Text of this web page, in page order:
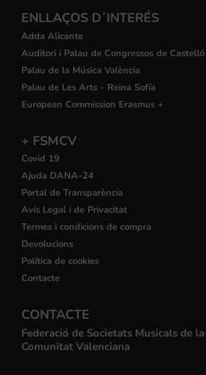
ENLLAÇOS D´INTERÉS
Adda Alicante
Auditori i Palau de Congressos de Castelló
Palau de la Música València
Palau de Les Arts - Reina Sofía
European Commission Erasmus +
+ FSMCV
Covid 19
Ajuda DANA-24
Portal de Transparència
Avís Legal i de Privacitat
Termes i condicions de compra
Devolucions
Política de cookies
Contacte
CONTACTE
Federació de Societats Musicals de la
Comunitat Valenciana